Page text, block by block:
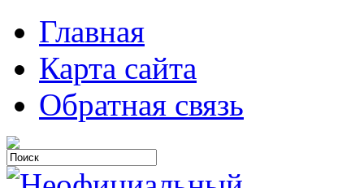
Главная
Карта сайта
Обратная связь